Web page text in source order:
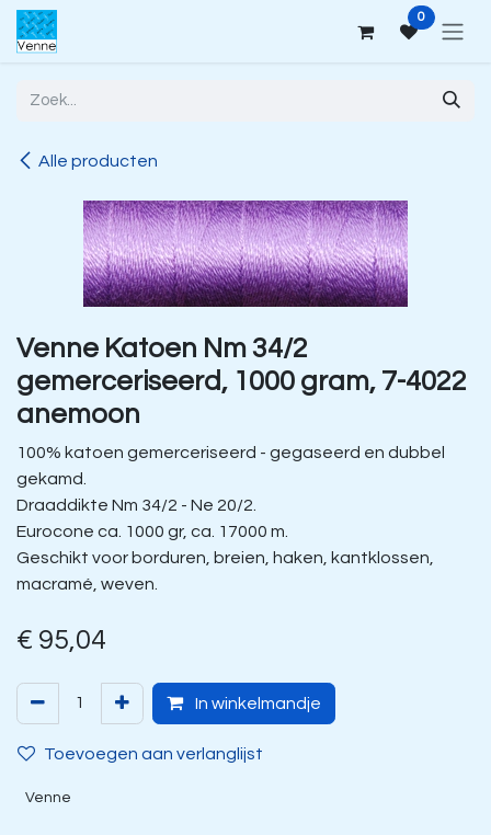
Overslaan naar inhoud 0
Alle producten
Venne Katoen Nm 34/2
gemerceriseerd, 1000 gram, 7-4022
anemoon
100% katoen gemerceriseerd - gegaseerd en dubbel
gekamd.
Draaddikte Nm 34/2 - Ne 20/2.
Eurocone ca. 1000 gr, ca. 17000 m.
Geschikt voor borduren, breien, haken, kantklossen,
macramé, weven.
€ 95,04
In winkelmandje
Toevoegen aan verlanglijst
Venne